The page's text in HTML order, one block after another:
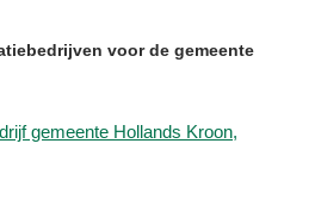
voor de gemeente
gemeente Hollands Kroon,